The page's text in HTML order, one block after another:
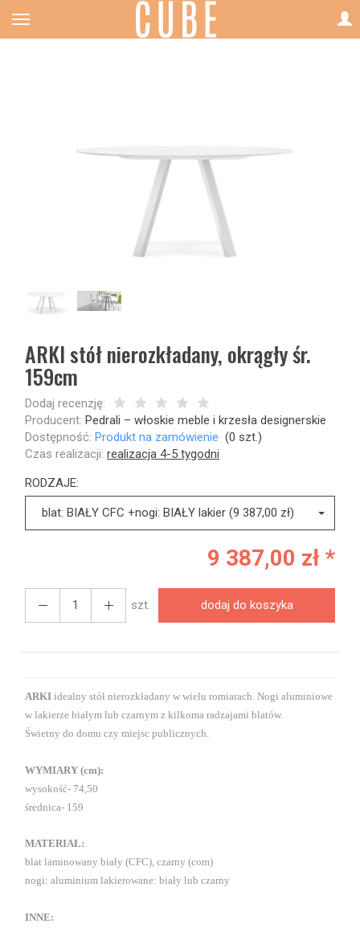
ARKI stół nierozkładany, okrągły śr.
159cm
Dodaj recenzję:
Producent: Pedrali – włoskie meble i krzesła designerskie
Dostępność: Produkt na zamówienie (0 szt.)
Czas realizacji: realizacja 4-5 tygodni
RODZAJE:
blat: BIAŁY CFC +nogi: BIAŁY lakier (9 387,00 zł)
9 387,00 zł *
szt. dodaj do koszyka
ARKI idealny stół nierozkładany w wielu romiarach. Nogi aluminiowe
w lakierze białym lub czarnym z kilkoma radzajami blatów.
Świetny do domu czy miejsc publicznych.
WYMIARY (cm):
wysokość- 74,50
średnica- 159
MATERIAŁ:
blat laminowany biały (CFC), czarny (com)
nogi: aluminium lakierowane: biały lub czarny
INNE: